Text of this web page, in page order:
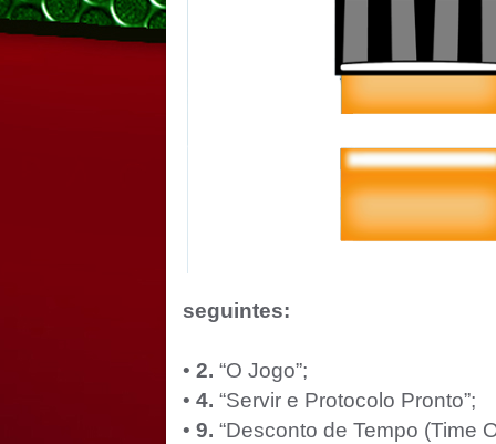
seguintes:
• 2. “O Jogo”;
• 4. “Servir e Protocolo Pronto”;
• 9. “Desconto de Tempo (Time